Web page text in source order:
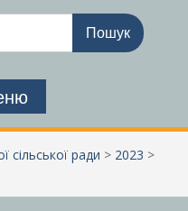
сільської ради > 2023 >